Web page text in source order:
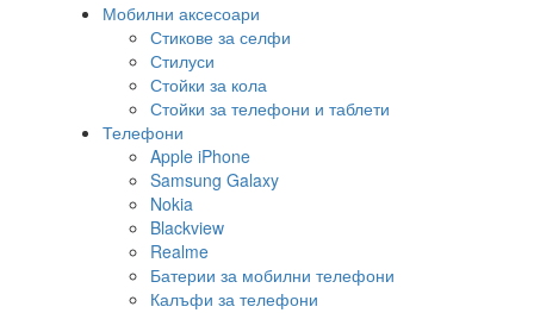
Мобилни аксесоари
Стикове за селфи
Стилуси
Стойки за кола
Стойки за телефони и таблети
Телефони
Apple iPhone
Samsung Galaxy
Nokia
Blackview
Realme
Батерии за мобилни телефони
Калъфи за телефони